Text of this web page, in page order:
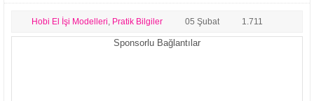
Hobi El İşi Modelleri Pratik Bilgiler 05 Şubat 1.711
Sponsorlu Bağlantılar